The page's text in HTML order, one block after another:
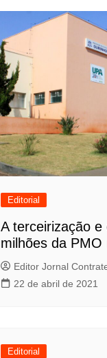
Editorial
A terceirização
milhões da PMO
Editor Jornal
22 de abril de 2021
Editorial